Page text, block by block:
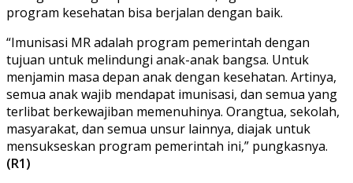
program kesehatan bisa berjalan dengan baik.
“Imunisasi MR adalah program pemerintah dengan
tujuan untuk melindungi anak-anak bangsa. Untuk
menjamin masa depan anak dengan kesehatan. Artinya,
semua anak wajib mendapat imunisasi, dan semua yang
terlibat berkewajiban memenuhinya. Orangtua, sekolah,
masyarakat, dan semua unsur lainnya, diajak untuk
mensukseskan program pemerintah ini,” pungkasnya.
(R1)